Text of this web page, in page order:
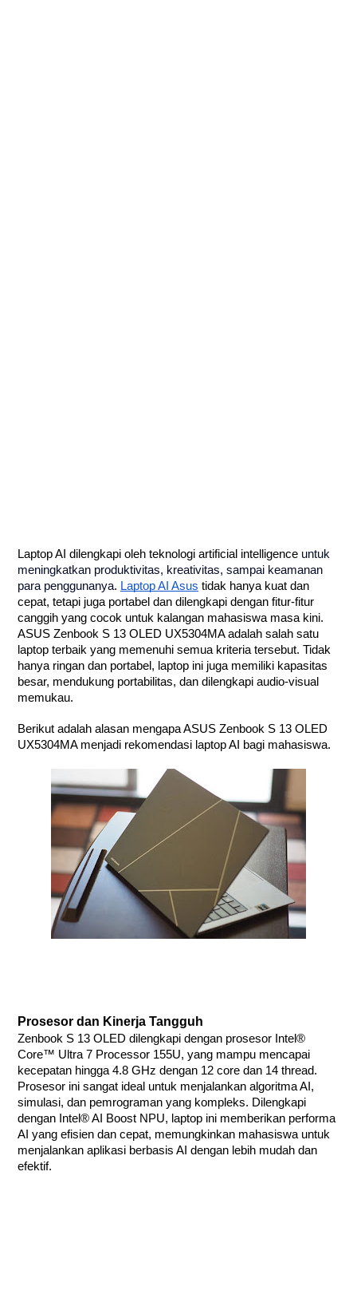
Laptop AI dilengkapi oleh teknologi artificial intelligence untuk
meningkatkan produktivitas, kreativitas, sampai keamanan
para penggunanya. Laptop AI Asus tidak hanya kuat dan
cepat, tetapi juga portabel dan dilengkapi dengan fitur-fitur
canggih yang cocok untuk kalangan mahasiswa masa kini.
ASUS Zenbook S 13 OLED UX5304MA adalah salah satu
laptop terbaik yang memenuhi semua kriteria tersebut. Tidak
hanya ringan dan portabel, laptop ini juga memiliki kapasitas
besar, mendukung portabilitas, dan dilengkapi audio-visual
memukau.
Berikut adalah alasan mengapa ASUS Zenbook S 13 OLED
UX5304MA menjadi rekomendasi laptop AI bagi mahasiswa.
Prosesor dan Kinerja Tangguh
Zenbook S 13 OLED dilengkapi dengan prosesor Intel®
Core™ Ultra 7 Processor 155U, yang mampu mencapai
kecepatan hingga 4.8 GHz dengan 12 core dan 14 thread.
Prosesor ini sangat ideal untuk menjalankan algoritma AI,
simulasi, dan pemrograman yang kompleks. Dilengkapi
dengan Intel® AI Boost NPU, laptop ini memberikan performa
AI yang efisien dan cepat, memungkinkan mahasiswa untuk
menjalankan aplikasi berbasis AI dengan lebih mudah dan
efektif.